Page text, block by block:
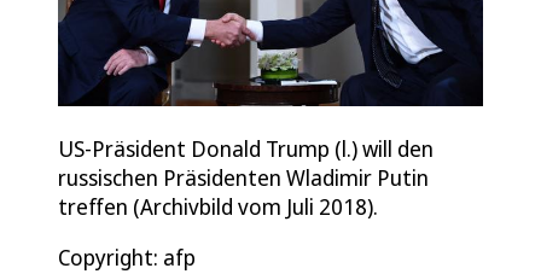
US-Präsident Donald Trump (l.) will den
russischen Präsidenten Wladimir Putin
treffen (Archivbild vom Juli 2018).
Copyright: afp